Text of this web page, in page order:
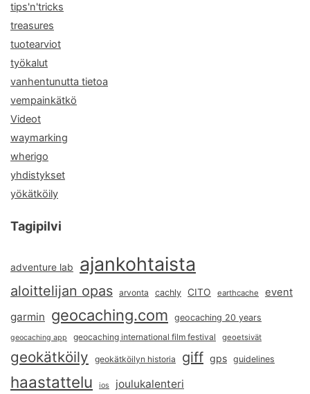
tips'n'tricks
treasures
tuotearviot
työkalut
vanhentunutta tietoa
vempainkätkö
Videot
waymarking
wherigo
yhdistykset
yökätköily
Tagipilvi
adventure lab ajankohtaista
aloittelijan opas arvonta cachly CITO earthcache event
garmin geocaching.com geocaching 20 years
geocaching app geocaching international film festival geoetsivät
geokätköily geokätköilyn historia giff gps guidelines
haastattelu ios joulukalenteri